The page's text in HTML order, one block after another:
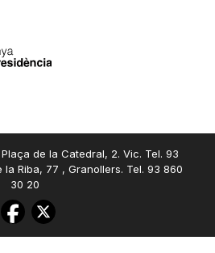
Plaça de la Catedral, 2. Vic. Tel. 93
Riba, 77 , Granollers. Tel. 93 860
30 20